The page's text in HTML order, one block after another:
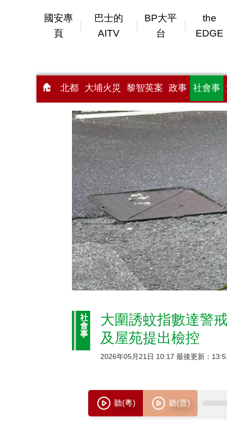
國安專
頁
巴士的
AITV
BP大平
台
the
EDGE
北都 大埔火災 黎智英案 政事 社會事
社
會
事
大圍誘蚊指數達警
及屋苑提出檢控
2026年05月21日 10:17 最後更新：